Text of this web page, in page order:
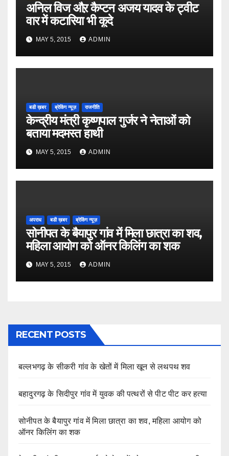
अनिल विज औऱ कैप्टन अजय यादव के ट्वीट
वार में कटारिया भी कूदे
MAY 5, 2015 ADMIN
बडी ख़बर ब्रेकिंग न्यूज़ राजनीति
केन्द्रीय मंत्री कृष्णपाल गुर्जर ने नेताओं को
बताया मदमस्त हाथी
MAY 5, 2015 ADMIN
अपराध बडी ख़बर ब्रेकिंग न्यूज़
सोनीपत के बैयापुर गांव में मिला छात्रा का शव,
महिला आयोग को ऑनर किलिंग का शक
MAY 5, 2015 ADMIN
RECENT POSTS
बल्लभगढ़ के सीकरी गांव के खेतों में मिला खून से लथपथ शव
बहादुरगढ़ के सिदीपुर गांव में युवक की पत्थरों से पीट पीट कर हत्या
सोनीपत के बैयापुर गांव में मिला छात्रा का शव, महिला आयोग को
ऑनर किलिंग का शक